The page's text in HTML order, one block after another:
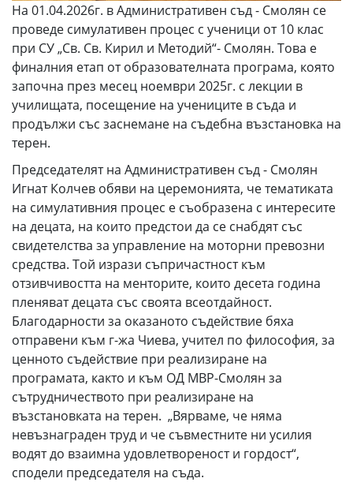
На 01.04.2026г. в Административен съд - Смолян се
проведе симулативен процес с ученици от 10 клас
при СУ „Св. Св. Кирил и Методий“- Смолян. Това е
финалния етап от образователната програма, която
започна през месец ноември 2025г. с лекции в
училищата, посещение на учениците в съда и
продължи със заснемане на съдебна възстановка на
терен.
Председателят на Административен съд - Смолян
Игнат Колчев обяви на церемонията, че тематиката
на симулативния процес е съобразена с интересите
на децата, на които предстои да се снабдят със
свидетелства за управление на моторни превозни
средства. Той изрази съпричастност към
отзивчивостта на менторите, които десета година
пленяват децата със своята всеотдайност.
Благодарности за оказаното съдействие бяха
отправени към г-жа Чиева, учител по философия, за
ценното съдействие при реализиране на
програмата, както и към ОД МВР-Смолян за
сътрудничеството при реализиране на
възстановката на терен. „Вярваме, че няма
невъзнаграден труд и че съвместните ни усилия
водят до взаимна удовлетвореност и гордост“,
сподели председателя на съда.